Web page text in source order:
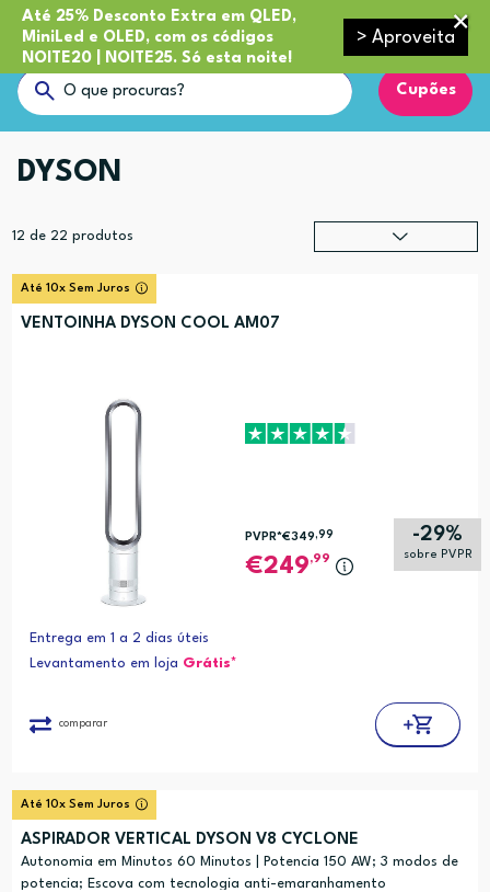
Até 25% Desconto Extra em QLED,
MiniLed e OLED, com os códigos
NOITE20 | NOITE25. Só esta noite!
> Aproveita
Cupões
DYSON
12 de 22 produtos
Até 10x Sem Juros
VENTOINHA DYSON COOL AM07
-29%
sobre PVPR
PVPR*€349 ,99
249,99
Entrega em 1 a 2 dias úteis
Levantamento em loja Grátis*
comparar
Até 10x Sem Juros
ASPIRADOR VERTICAL DYSON V8 CYCLONE
Autonomia em Minutos 60 Minutos | Potencia 150 AW; 3 modos de
potencia; Escova com tecnologia anti-emaranhamento